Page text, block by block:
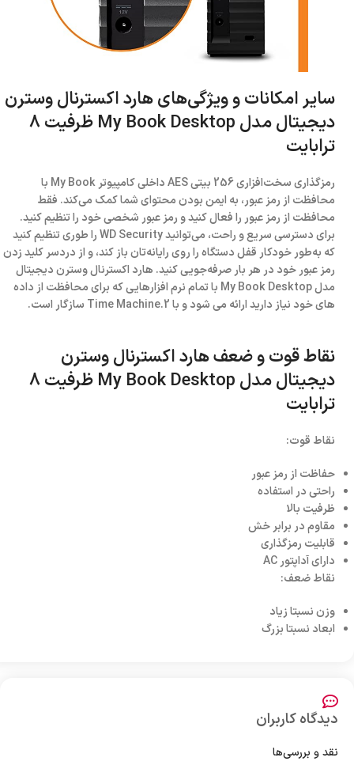
سایر امکانات و ویژگی‌های هارد اکسترنال وسترن
دیجیتال مدل My Book Desktop ظرفیت 8
ترابایت
رمزگذاری سخت‌افزاری 256 بیتی AES داخلی کامپیوتر My Book با
محافظت از رمز عبور، به ایمن بودن محتوای شما کمک می‌کند. فقط
محافظت از رمز عبور را فعال کنید و رمز عبور شخصی خود را تنظیم کنید.
برای دسترسی سریع و راحت، می‌توانید WD Security را طوری تنظیم کنید
که به‌طور خودکار قفل دستگاه را روی رایانه‌تان باز کند، و از دردسر کلید زدن
رمز عبور خود در هر بار صرفه‌جویی کنید. هارد اکسترنال وسترن دیجیتال
مدل My Book Desktop با تمام نرم افزارهایی که برای محافظت از داده
های خود نیاز دارید ارائه می شود و با Time Machine.2 سازگار است.
نقاط قوت و ضعف هارد اکسترنال وسترن
دیجیتال مدل My Book Desktop ظرفیت 8
ترابایت
نقاط قوت:
حفاظت از رمز عبور
راحتی در استفاده
ظرفیت بالا
مقاوم در برابر خش
قابلیت رمزگذاری
دارای آداپتور AC
نقاط ضعف:
وزن نسبتا زیاد
ابعاد نسبتا بزرگ
دیدگاه کاربران
نقد و بررسی‌ها